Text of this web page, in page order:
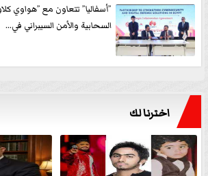
”أسفاليا” تتعاون مع ”هواوي
السحابية والأمن السيبراني في...
اخترنا لك